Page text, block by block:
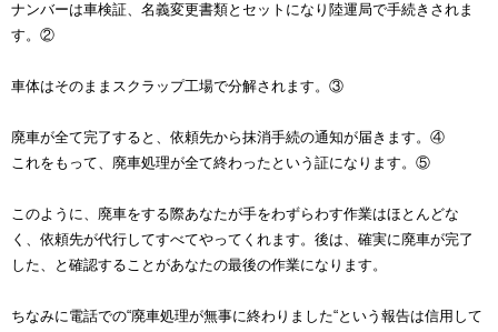
ナンバーは車検証、名義変更書類とセットになり陸運局で手続きされま
す。②
車体はそのままスクラップ工場で分解されます。③
廃車が全て完了すると、依頼先から抹消手続の通知が届きます。④
これをもって、廃車処理が全て終わったという証になります。⑤
このように、廃車をする際あなたが手をわずらわす作業はほとんどな
く、依頼先が代行してすべてやってくれます。後は、確実に廃車が完了
した、と確認することがあなたの最後の作業になります。
ちなみに電話での“廃車処理が無事に終わりました“という報告は信用して